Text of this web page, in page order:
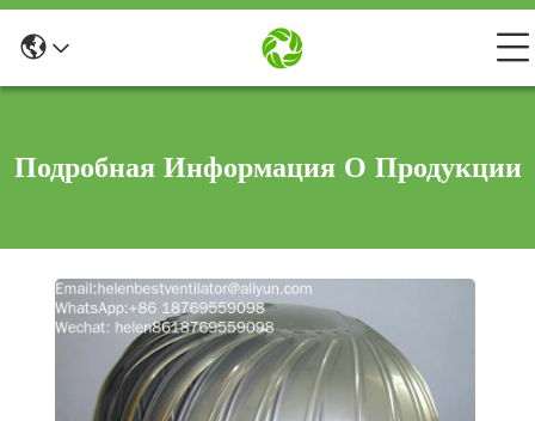
Подробная Информация О Продукции